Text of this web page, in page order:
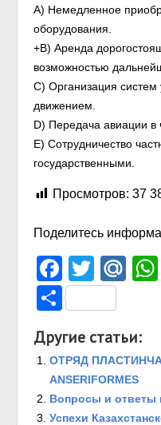
А) Немедленное
оборудования.
+В) Аренда
возможностью
С) Организация
движением.
D) Передача авиации в
Е) Сотрудничество
государственными.
Просмотров: 37
Поделитесь
Другие статьи:
ОТРЯД
ANSERIFORMES
Вопросы и ответы
Успехи